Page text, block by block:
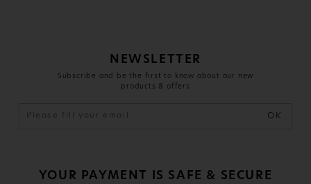
NEWSLETTER
Subscribe and be the first to know about our new
products & offers
OK
YOUR PAYMENT IS SAFE & SECURE